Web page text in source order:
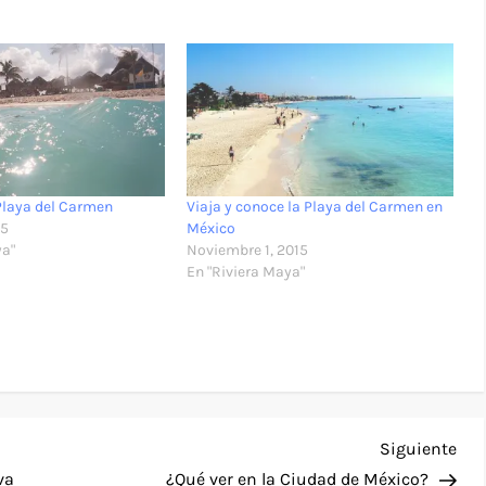
del Carmen
Viaja y conoce la Playa del Carmen en
México
Noviembre 1, 2015
En "Riviera Maya"
Siguiente
¿Qué ver en la Ciudad de México?